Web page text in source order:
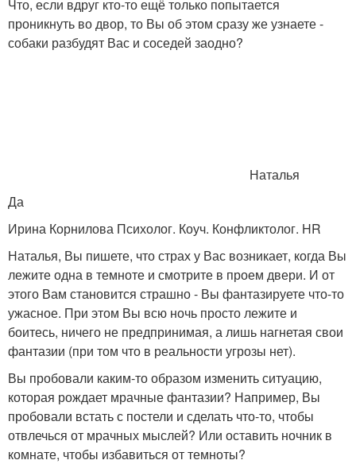
Что, если вдруг кто-то ещё только попытается
проникнуть во двор, то Вы об этом сразу же узнаете -
собаки разбудят Вас и соседей заодно?
Наталья
Да
Ирина Корнилова Психолог. Коуч. Конфликтолог. HR
Наталья, Вы пишете, что страх у Вас возникает, когда Вы
лежите одна в темноте и смотрите в проем двери. И от
этого Вам становится страшно - Вы фантазируете что-то
ужасное. При этом Вы всю ночь просто лежите и
боитесь, ничего не предпринимая, а лишь нагнетая свои
фантазии (при том что в реальности угрозы нет).
Вы пробовали каким-то образом изменить ситуацию,
которая рождает мрачные фантазии? Например, Вы
пробовали встать с постели и сделать что-то, чтобы
отвлечься от мрачных мыслей? Или оставить ночник в
комнате, чтобы избавиться от темноты?